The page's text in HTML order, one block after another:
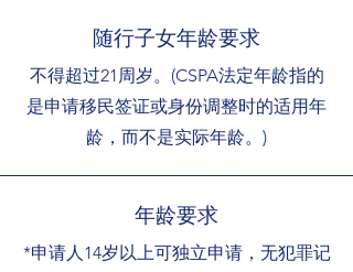
随行子女年龄要求
不得超过21周岁。(CSPA法定年龄指的
是申请移民签证或身份调整时的适用年
龄，而不是实际年龄。)
​年龄要求
*申请人14岁以上可独立申请，无犯罪记